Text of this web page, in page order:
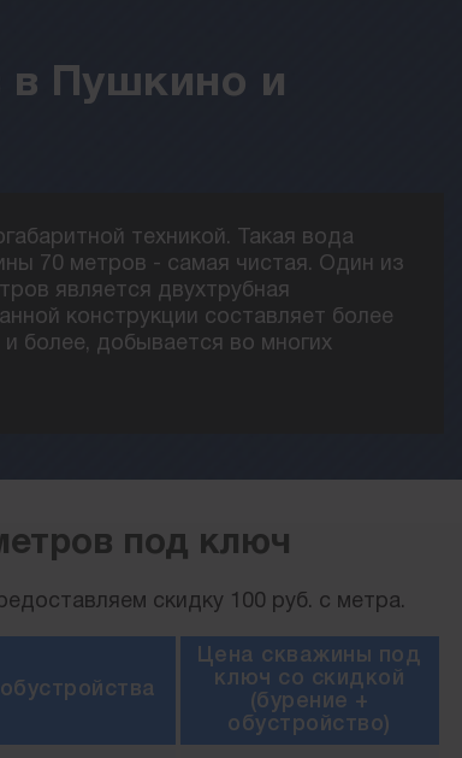
в Пушкино и
техникой. Такая вода
70 метров - самая чистая. Один из
является двухтрубная
конструкции составляет более
более, добывается во многих
под ключ
скидку 100 руб. с метра.
Цена скважины под
ключ со скидкой
(бурение +
обустройство)